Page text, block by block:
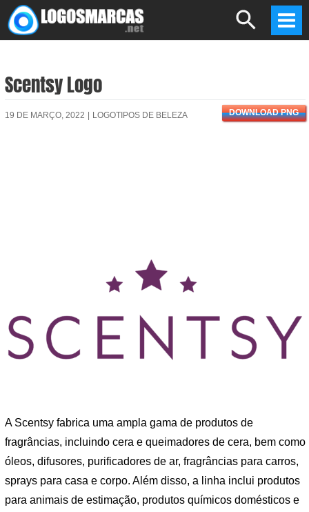
Skip
to
Search
Scentsy Logo
19 DE MARÇO, 2022 LOGOTIPOS DE BELEZA DOWNLOAD PNG
A Scentsy fabrica uma ampla gama de produtos de
fragrâncias, incluindo cera e queimadores de cera, bem como
óleos, difusores, purificadores de ar, fragrâncias para carros,
sprays para casa e corpo. Além disso, a linha inclui produtos
para animais de estimação, produtos químicos domésticos e